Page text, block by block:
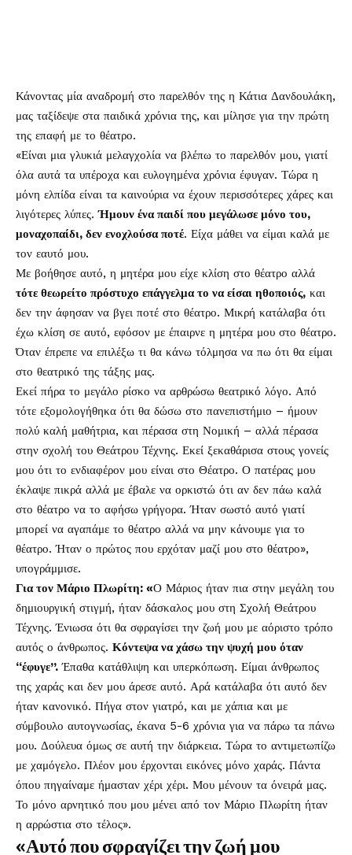
Κάνοντας μία αναδρομή στο παρελθόν της η Κάτια Δανδουλάκη,
μας ταξίδεψε στα παιδικά χρόνια της, και μίλησε για την πρώτη
της επαφή με το θέατρο.
«Είναι μια γλυκιά μελαγχολία να βλέπω το παρελθόν μου, γιατί
όλα αυτά τα υπέροχα και ευλογημένα χρόνια έφυγαν. Τώρα η
μόνη ελπίδα είναι τα καινούρια να έχουν περισσότερες χάρες και
λιγότερες λύπες.Ήμουν ένα παιδί που μεγάλωσε μόνο του,
μοναχοπαίδι, δεν ενοχλούσα ποτέ. Είχα μάθει να είμαι καλά με
τον εαυτό μου.
Με βοήθησε αυτό, η μητέρα μου είχε κλίση στο θέατρο αλλά
τότε θεωρείτο πρόστυχο επάγγελμα το να είσαι ηθοποιός, και
δεν την άφησαν να βγει ποτέ στο θέατρο. Μικρή κατάλαβα ότι
έχω κλίση σε αυτό, εφόσον με έπαιρνε η μητέρα μου στο θέατρο.
Όταν έπρεπε να επιλέξω τι θα κάνω τόλμησα να πω ότι θα είμαι
στο θεατρικό της τάξης μας.
Εκεί πήρα το μεγάλο ρίσκο να αρθρώσω θεατρικό λόγο. Από
τότε εξομολογήθηκα ότι θα δώσω στο πανεπιστήμιο – ήμουν
πολύ καλή μαθήτρια, και πέρασα στη Νομική – αλλά πέρασα
στην σχολή του Θεάτρου Τέχνης. Εκεί ξεκαθάρισα στους γονείς
μου ότι το ενδιαφέρον μου είναι στο Θέατρο. Ο πατέρας μου
έκλαψε πικρά αλλά με έβαλε να ορκιστώ ότι αν δεν πάω καλά
στο θέατρο να το αφήσω γρήγορα. Ήταν σωστό αυτό γιατί
μπορεί να αγαπάμε το θέατρο αλλά να μην κάνουμε για το
θέατρο. Ήταν ο πρώτος που ερχόταν μαζί μου στο θέατρο»,
υπογράμμισε.
Για τον Μάριο Πλωρίτη: «Ο Μάριος ήταν πια στην μεγάλη του
δημιουργική στιγμή, ήταν δάσκαλος μου στη Σχολή Θεάτρου
Τέχνης. Ένιωσα ότι θα σφραγίσει την ζωή μου με αόριστο τρόπο
αυτός ο άνθρωπος. Κόντεψα να χάσω την ψυχή μου όταν
“έφυγε”. Έπαθα κατάθλιψη και υπερκόπωση. Είμαι άνθρωπος
της χαράς και δεν μου άρεσε αυτό. Αρά κατάλαβα ότι αυτό δεν
ήταν κανονικό. Πήγα στον γιατρό, και με χάπια και με
σύμβουλο αυτογνωσίας, έκανα 5-6 χρόνια για να πάρω τα πάνω
μου. Δούλευα όμως σε αυτή την διάρκεια. Τώρα το αντιμετωπίζω
με χαμόγελο. Πλέον μου έρχονται εικόνες μόνο χαράς. Πάντα
όπου πηγαίναμε ήμασταν χέρι χέρι. Μου μένουν τα όνειρά μας.
Το μόνο αρνητικό που μου μένει από τον Μάριο Πλωρίτη ήταν
η αρρώστια στο τέλος».
«Αυτό που σφραγίζει την ζωή μου